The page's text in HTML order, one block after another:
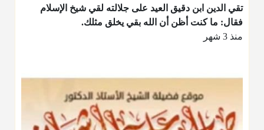
تقي الدين ابن دقيق العيد على جلالته لقي شيخ الإسلام
فقال: ما كنت أظن أن الله بقي يخلق مثلك.
منذ 3 شهر